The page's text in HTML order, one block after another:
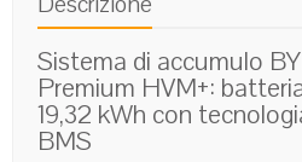
Sistema di accumulo
Premium HVM+:
19,32 kWh con
BMS